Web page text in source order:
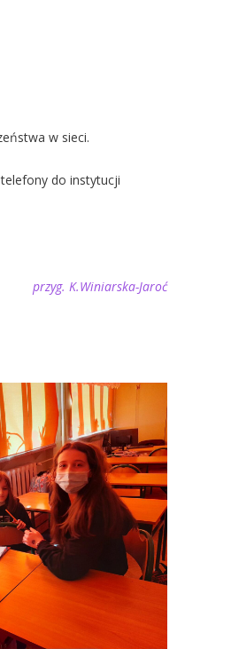
w sieci.
do instytucji
przyg. K.Winiarska-Jaroć